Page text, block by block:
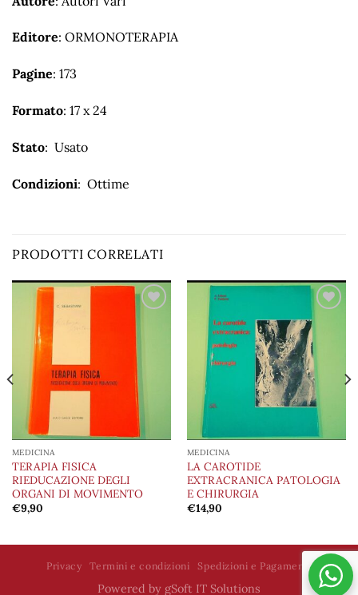
Editore: ORMONOTERAPIA
Pagine: 173
Formato: 17 x 24
Stato: Usato
Condizioni: Ottime
PRODOTTI CORRELATI
Aggiungi
desideri
MEDICINA
TERAPIA FISICA
RIEDUCAZIONE DEGLI
ORGANI DI MOVIMENTO
€9,90
Aggiungi
alla lista
desideri
MEDICINA
LA CAROTIDE
EXTRACRANICA PATOLOGIA
E CHIRURGIA
€14,90
Privacy Termini e condizioni Spedizioni e Pagamenti
Powered by gSoft IT Solutions